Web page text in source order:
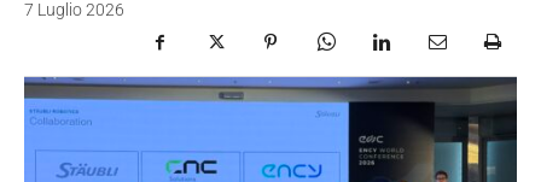
7 Luglio 2026